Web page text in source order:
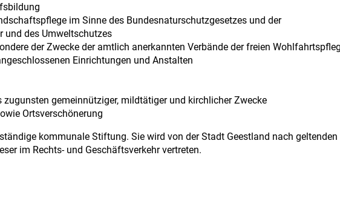
im Sinne des Bundesnaturschutzgesetzes und der
und des Umweltschutzes
der Zwecke der amtlich anerkannten Verbände der freien
Einrichtungen und Anstalten
zugunsten gemeinnütziger, mildtätiger und kirchlicher Zwecke
Ortsverschönerung
kommunale Stiftung. Sie wird von der Stadt Geestland nach geltenden
im Rechts- und Geschäftsverkehr vertreten.